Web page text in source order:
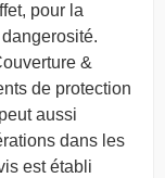
pour la
&
de protection
aussi
dans les
est établi